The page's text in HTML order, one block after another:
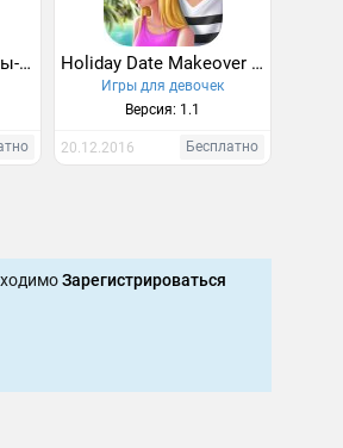
Салон красоты: Игры-одевалки Holiday Date Makeover Salon
Игры для девочек
Версия: 1.1
20.12.2016 Бесплатно
Зарегистрироваться